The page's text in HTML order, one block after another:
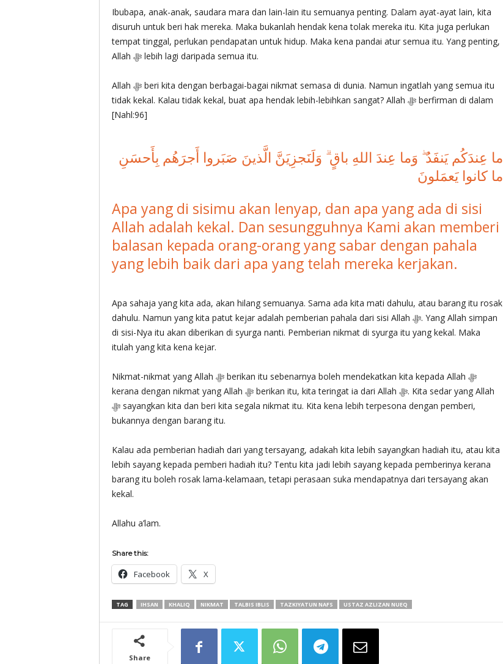
Ibubapa, anak-anak, saudara mara dan lain-lain itu semuanya penting. Dalam ayat-ayat lain, kita
disuruh untuk beri hak mereka. Maka bukanlah hendak kena tolak mereka itu. Kita juga perlukan
tempat tinggal, perlukan pendapatan untuk hidup. Maka kena pandai atur semua itu. Yang penting,
Allah ‎ﷻ lebih lagi daripada semua itu.
Allah ‎ﷻ beri kita dengan berbagai-bagai nikmat semasa di dunia. Namun ingatlah yang semua itu
tidak kekal. Kalau tidak kekal, buat apa hendak lebih-lebihkan sangat? Allah ‎ﷻ berfirman di dalam
[Nahl:96]
ما عِندَكُم يَنفَدُ ۖ وَما عِندَ اللهِ باقٍ ۗ وَلَنَجزِيَنَّ الَّذينَ صَبَروا أَجرَهُم بِأَحسَنِ
ما كانوا يَعمَلونَ
Apa yang di sisimu akan lenyap, dan apa yang ada di sisi
Allah adalah kekal. Dan sesungguhnya Kami akan memberi
balasan kepada orang-orang yang sabar dengan pahala
yang lebih baik dari apa yang telah mereka kerjakan.
Apa sahaja yang kita ada, akan hilang semuanya. Sama ada kita mati dahulu, atau barang itu rosak
dahulu. Namun yang kita patut kejar adalah pemberian pahala dari sisi Allah ‎ﷻ. Yang Allah simpan
di sisi-Nya itu akan diberikan di syurga nanti. Pemberian nikmat di syurga itu yang kekal. Maka
itulah yang kita kena kejar.
Nikmat-nikmat yang Allah ‎ﷻ berikan itu sebenarnya boleh mendekatkan kita kepada Allah ‎ﷻ
kerana dengan nikmat yang Allah ‎ﷻ berikan itu, kita teringat ia dari Allah ‎ﷻ. Kita sedar yang Allah
bukannya dengan barang itu.
Kalau ada pemberian hadiah dari yang tersayang, adakah kita lebih sayangkan hadiah itu, atau kita
lebih sayang kepada pemberi hadiah itu? Tentu kita jadi lebih sayang kepada pemberinya kerana
barang itu boleh rosak lama-kelamaan, tetapi perasaan suka mendapatnya dari tersayang akan
kekal.
Allahu a’lam.
Share this:
Facebook X
TAG IHSAN KHALIQ NIKMAT TALBIS IBLIS TAZKIYATUN NAFS USTAZ AZLIZAN NUEQ
Share